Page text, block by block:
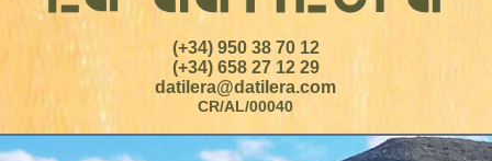
(+34) 950 38 70 12
(+34) 658 27 12 29
datilera@datilera.com
CR/AL/00040